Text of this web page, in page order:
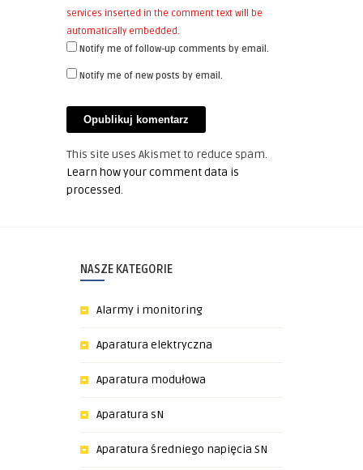
services inserted in the comment text will be
automatically embedded.
Notify me of follow-up comments by email.
Notify me of new posts by email.
This site uses Akismet to reduce spam.
Learn how your comment data is
processed.
NASZE KATEGORIE
Alarmy i monitoring
Aparatura elektryczna
Aparatura modułowa
Aparatura sN
Aparatura średniego napięcia SN